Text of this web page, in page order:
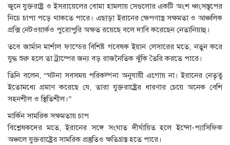
জুনে যুক্তরাষ্ট্র ও ইসরায়েলের বোমা হামলায় সেগুলোর একটি অংশ ধ্বংসস্তূপের
নিচে চাপা পড়ে থাকতে পারে। এছাড়া ইরানের ক্ষেপণাস্ত্র সক্ষমতা ও আঞ্চলিক
প্রক্সি নেটওয়ার্কও পুরোপুরি অক্ষত রয়েছে বলে দাবি করেছেন নেতানিয়াহু।
তবে জার্মান মার্শাল ফান্ডের বিশিষ্ট গবেষক ইয়ান লেসারের মতে, নতুন করে
যুদ্ধ শুরু হলে তা ট্রাম্পের জন্য বড় রাজনৈতিক ঝুঁকি তৈরি করতে পারে।
তিনি বলেন, “ঘটনা সবসময় পরিকল্পনা অনুযায়ী এগোয় না। ইরানের নেতৃত্ব
ইতোমধ্যে প্রমাণ করেছে যে, তারা যুক্তরাষ্ট্রের ধারণার চেয়ে অনেক বেশি
সহনশীল ও স্থিতিশীল।”
মার্কিন সামরিক সক্ষমতায় চাপ
বিশ্লেষকদের মতে, ইরানের সঙ্গে সংঘাত দীর্ঘায়িত হলে ইন্দো-প্যাসিফিক
অঞ্চলে যুক্তরাষ্ট্রের সামরিক প্রস্তুতিও ক্ষতিগ্রস্ত হতে পারে।